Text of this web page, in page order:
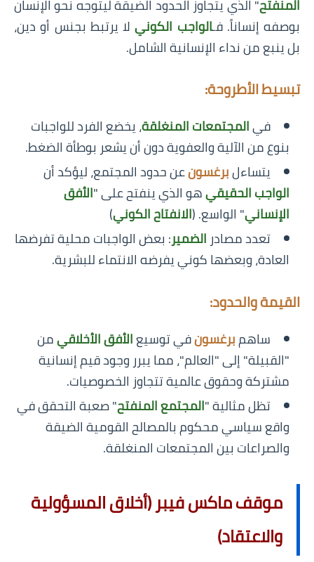
المنفتح" الذي يتجاوز الحدود الضيقة ليتوجه نحو الإنسان
بوصفه إنساناً. فـ الواجب الكونيلا يرتبط بجنس أو دين،
بل ينبع من نداء الإنسانية الشامل.
تبسيط الأطروحة:
فيالمجتمعات المنغلقة، يخضع الفرد للواجبات
بنوع من الآلية والعفوية دون أن يشعر بوطأة الضغط.
يتساءلبرغسونعن حدود المجتمع، ليؤكد أن
الواجب الحقيقيهو الذي ينفتح على "الأفق
الإنساني" الواسع. (الانفتاح الكوني)
تعدد مصادرالضمير: بعض الواجبات محلية تفرضها
العادة، وبعضها كوني يفرضه الانتماء للبشرية.
القيمة والحدود:
ساهمبرغسونفي توسيعالأفق الأخلاقيمن
"القبيلة" إلى "العالم"، مما يبرر وجود قيم إنسانية
مشتركة وحقوق عالمية تتجاوز الخصوصيات.
تظل مثالية "المجتمع المنفتح" صعبة التحقق في
واقع سياسي محكوم بالمصالح القومية الضيقة
والصراعات بين المجتمعات المنغلقة.
موقف ماكس فيبر (أخلاق المسؤولية
والاعتقاد)